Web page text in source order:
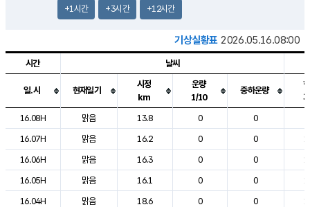
+1시간 +3시간 +12시간
기상실황표 2026.05.16.08:00
도시별 기상실황표로 지점, 날씨, 기온, 강수, 바람, 기압등을 안내한 표입
시간 날씨
일.시 현재일기
시정
km
운량
1/10
중하운량
16.08H
맑음 13.8 0 0
16.07H
맑음 16.2 0 0
16.06H
맑음 16.3 0 0
16.05H
맑음 16.1 0 0
16.04H
맑음 18.6 0 0